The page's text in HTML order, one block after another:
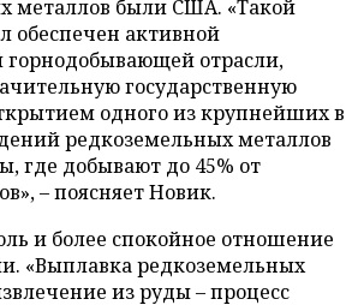
металлов были США. «Такой
обеспечен активной
отрасли,
государственную
одного из крупнейших в
редкоземельных металлов
где добывают до 45% от
– поясняет Новик.
и более спокойное отношение
«Выплавка редкоземельных
из руды – процесс